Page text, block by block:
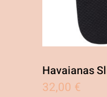
Havaianas
32,00 €